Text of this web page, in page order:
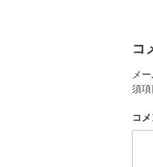
コ
メ
須項
コメ